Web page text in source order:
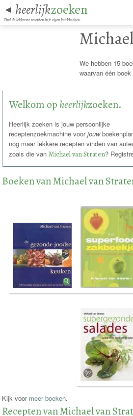
◄ heerlijkzoeken
Vind de lekkerste recepten in je eigen kookboeken.
We hebben 15
waarvan één
Welkom op heerlijkzoeken.
Heerlijk zoeken is jouw persoonlijke
receptenzoekmachine voorjouw
nog maar lekkere recepten vinden van
zoals die vanMichael van Straten?
Boeken van Michael van
Kijk voor meer boeken.
Recepten van Michael van